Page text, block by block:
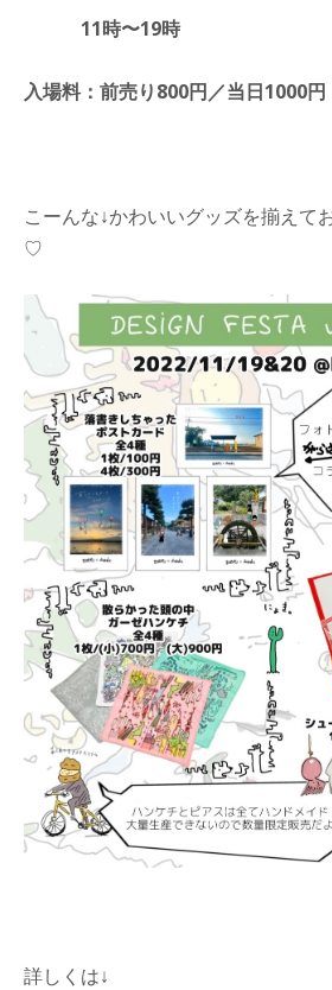
11時〜19時
入場料：前売り800円／当日1000円
こーんな↓かわいいグッズを揃えて
♡
詳しくは↓